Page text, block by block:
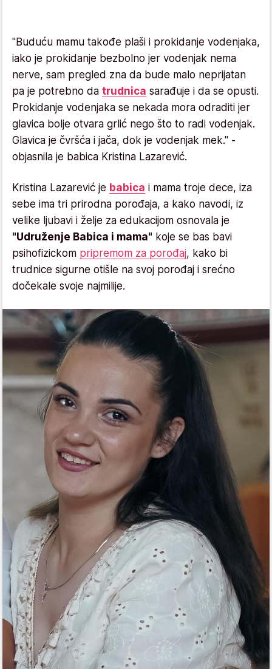
"Buduću mamu takođe plaši i prokidanje vodenjaka,
iako je prokidanje bezbolno jer vodenjak nema
nerve, sam pregled zna da bude malo neprijatan
pa je potrebno da trudnica sarađuje i da se opusti.
Prokidanje vodenjaka se nekada mora odraditi jer
glavica bolje otvara grlić nego što to radi vodenjak.
Glavica je čvršća i jača, dok je vodenjak mek." -
objasnila je babica Kristina Lazarević.
Kristina Lazarević je babica i mama troje dece, iza
sebe ima tri prirodna porođaja, a kako navodi, iz
velike ljubavi i želje za edukacijom osnovala je
"Udruženje Babica i mama" koje se bas bavi
psihofizickom pripremom za porođaj, kako bi
trudnice sigurne otišle na svoj porođaj i srećno
dočekale svoje najmilije.